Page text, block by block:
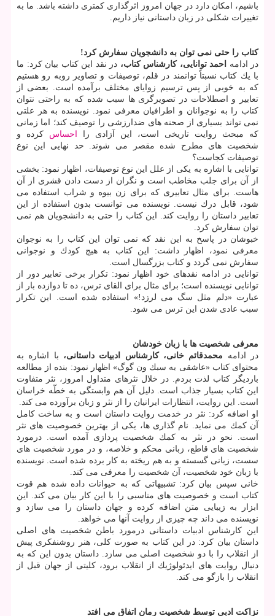
باشیم، امكان دارد در جهان امروز اثرگذاری كمتری داشته باشد. ما به
تغییرات شكلی در زبان داستانی نیاز داریم.
كتاب را حتی نمی توان به دانشجویان سفارش كرد!
در ادامه احمد توانایی، كارشناس كتاب، در نقد این كتاب بیان كرد: ما
با یك كتاب نسبتاً توانمند در قلم، توصیفات و تصاویر روبه رو هستیم
كه به خوبی از پس ترسیم زوایای مختلف برآمده است. بعضی از
تعابیر و اصطلاحات در تصویرگری ها سبب شده كه به راحتی نتوان
كتاب را به نوجوانان و اطرافیان معرفی نمود. نویسنده به هر علتی
نمی تواند بسیاری از صحنه های ضدارزشی را توصیف كند؛ اما زمانی
كه مبحث روایت تاریخی است، این آزادی را
احساس كرده و
شخصیت های مطرح شده مقصر می شوند. حد نهایی این نوع
توصیفات كجاست؟
توانایی با اشاره به یكی از علل این نوع توصیفات، اظهار نمود: بخشی
از آن برای جلب مخاطب است و نگران از دست دادن قشری از آن
هاست. برای مثال تعابیری كه برای زن بیوه و شراب استفاده می
شود، قابل درك نیست. نویسنده می توانست بدون استفاده از این
تعابیر داستان را روایت كند. این كتاب را حتی به دانشجویان هم نمی
توان سفارش كرد.
خبوشان در پاسخ به این نقد كه نمی توان این كتاب را به نوجوان
معرفی نمود، اظهار داشت: این كتاب به هیچ كودك و نوجوانی
سفارش نمی گردد و كتاب بزرگسال است.
توانایی در ادامه نقدهای خود اظهار نمود: تكرار برخی تعابیر دور از
توانایی نویسنده است؛ برای مثال برای القای ترس، ده تا دوازده بار از
عبارت «دلم مثل سگ می لرزد!» استفاده شده است. این تكرار
سبب عادی شدن این ترس می شود.
معرفی شخصیت ها با زبان خودشان
در ادامه محمدقائم خانی، كارشناس ادبیات داستانی، با اشاره به
محتوای كتاب «عاشقی به سبك ون گوگ» اظهار نمود: بنده از مطالعه
باردیگر كتاب لذت بردم. در خلال نثرهای متداول امروز، نثر متفاوت
این كتاب بسیار جذاب است. دلیل آن هم وابستگی به خطّه خراسان
است. این روایت، انتظارات ایرانیان را از نثر و زبان برآورده می كند.
او اضافه كرد: نثر در خدمت روایت داستان است و به ساخت كامل
آن كمك می نماید. نام گذاری ها، یكی از بهترین خصوصیت های نثر
است. نحو در نثر به كمك شخصیت پردازی آمده است. درمورد
شخصیت های قاطع، زبانی محكم و خلاصه، و در مورد شخصیت های
سست، زبانی گسسته و به هم ریخته به كار برده شده است. نویسنده
با زبان خود شخصیت، آن شخصیت را معرفی می كند.
خانی سپس بیان كرد: تشبیهاتی كه به حیوانات داده شده هم قوت
كتاب است و خصوصیت های مناسبی را با این كار بیان می كند. این
ابزار به زیبایی متن اضافه كرده و جهان داستان را می سازد و
نویسنده می داند چه چیزی از روایت آنها می خواهد.
این كارشناس ادبیات داستانی درمورد باطن شخصیت های اصلی
داستان بیان كرد: در این كتاب به صورت كلی، هنر روشنفكری پیش
از انقلاب را با دو شخصیت اصلی می سازد. داستان بدون این كه به
دنبال روایت های ایدئولوژیك از انقلاب برود، كلیتی از جهان قبل از
انقلاب را بازگو می كند.
نزاكت ادبی توسط شخصیت رمان اتفاق می افتد